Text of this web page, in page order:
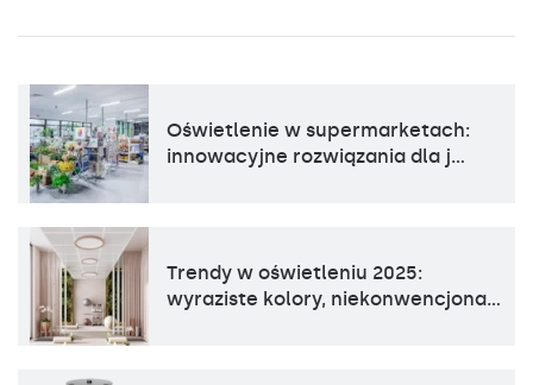
Oświetlenie w supermarketach:
innowacyjne rozwiązania dla j…
Trendy w oświetleniu 2025:
wyraziste kolory, niekonwencjona…